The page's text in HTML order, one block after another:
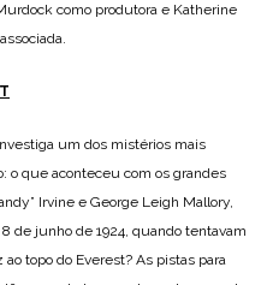
como produtora e Katherine
um dos mistérios mais
o que aconteceu com os grandes
Irvine e George Leigh Mallory,
de junho de 1924, quando tentavam
topo do Everest? As pistas para